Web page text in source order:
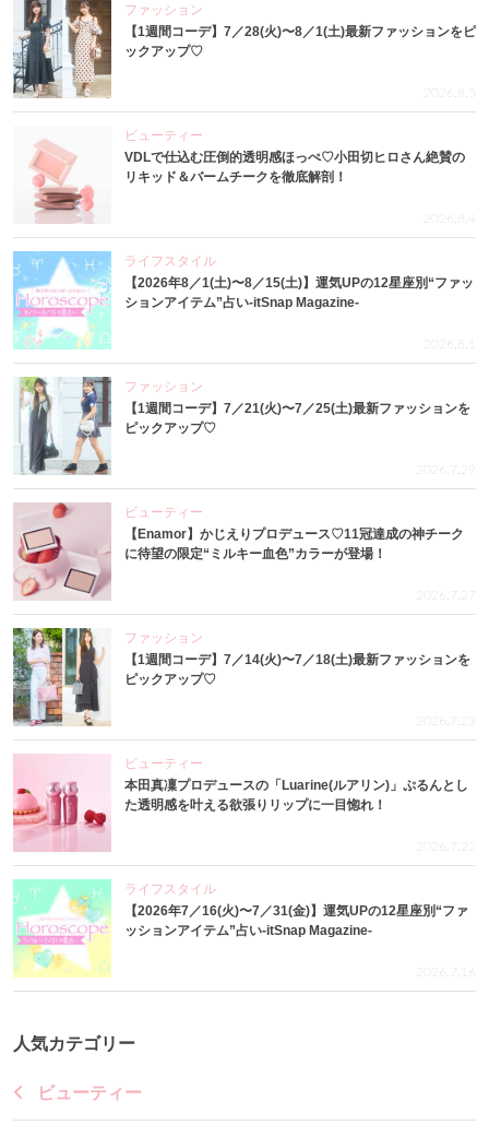
ファッション
【1週間コーデ】7／28(火)〜8／1(土)最新ファッションをピ
ックアップ♡
2026.8.5
ビューティー
VDLで仕込む圧倒的透明感ほっぺ♡小田切ヒロさん絶賛の
リキッド＆バームチークを徹底解剖！
2026.8.4
ライフスタイル
【2026年8／1(土)〜8／15(土)】運気UPの12星座別“ファッ
ションアイテム”占い-itSnap Magazine-
2026.8.1
ファッション
【1週間コーデ】7／21(火)〜7／25(土)最新ファッションを
ピックアップ♡
2026.7.29
ビューティー
【Enamor】かじえりプロデュース♡11冠達成の神チーク
に待望の限定“ミルキー血色”カラーが登場！
2026.7.27
ファッション
【1週間コーデ】7／14(火)〜7／18(土)最新ファッションを
ピックアップ♡
2026.7.23
ビューティー
本田真凜プロデュースの「Luarine(ルアリン)」ぷるんとし
た透明感を叶える欲張りリップに一目惚れ！
2026.7.22
ライフスタイル
【2026年7／16(火)〜7／31(金)】運気UPの12星座別“ファ
ッションアイテム”占い-itSnap Magazine-
2026.7.16
人気カテゴリー
ビューティー